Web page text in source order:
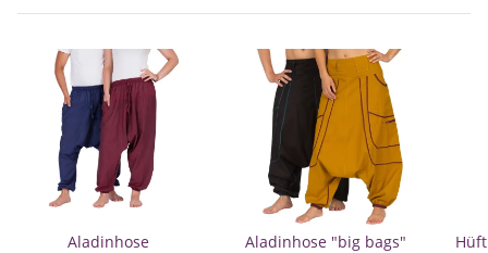
Aladinhose
Aladinhose "big bags"